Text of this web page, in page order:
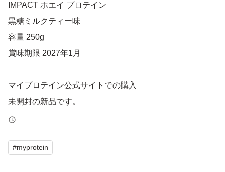
IMPACT ホエイ プロテイン
黒糖ミルクティー味
容量 250g
賞味期限 2027年1月
マイプロテイン公式サイトでの購入
未開封の新品です。
よろしくお願いいたします。
特徴
タンパク質を1食あたりたっぷり21gも含有
#myprotein